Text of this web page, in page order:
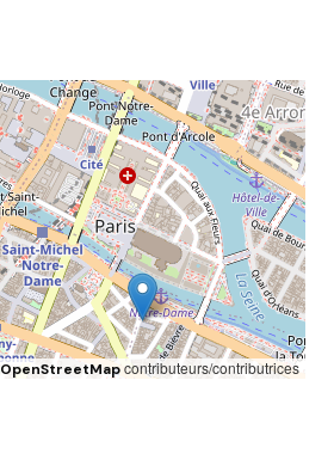
OpenStreetMapcontributeurs/contributrices